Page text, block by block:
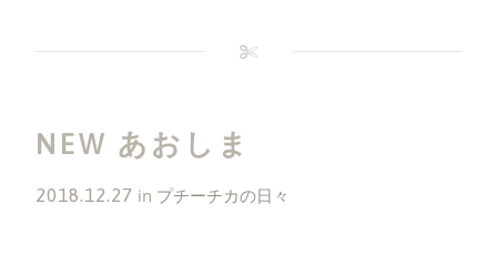
NEW あおしま
2018.12.27 in プチーチカの日々